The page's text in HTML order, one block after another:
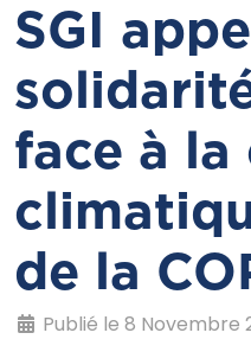
SGI
face à la
de la
Publié le 8 Novembre